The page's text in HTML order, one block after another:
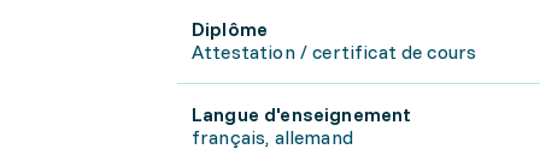
Diplôme
Attestation / certificat de cours
Langue d'enseignement
français, allemand